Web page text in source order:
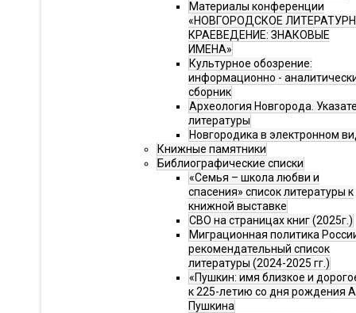
Материалы конференции
«НОВГОРОДСКОЕ
КРАЕВЕДЕНИЕ: ЗНАКОВЫЕ
ИМЕНА»
Культурное обозрение:
информационно -
сборник
Археология Новгорода.
литературы
Новгородика в электронном
Книжные памятники
Библиографические списки
«Семья – школа любви и
спасения» список литературы к
книжной выставке
СВО на страницах книг (2025г.)
Миграционная политика
рекомендательный список
литературы (2024-2025 гг.)
«Пушкин: имя близкое и
к 225-летию со дня рождения
Пушкина